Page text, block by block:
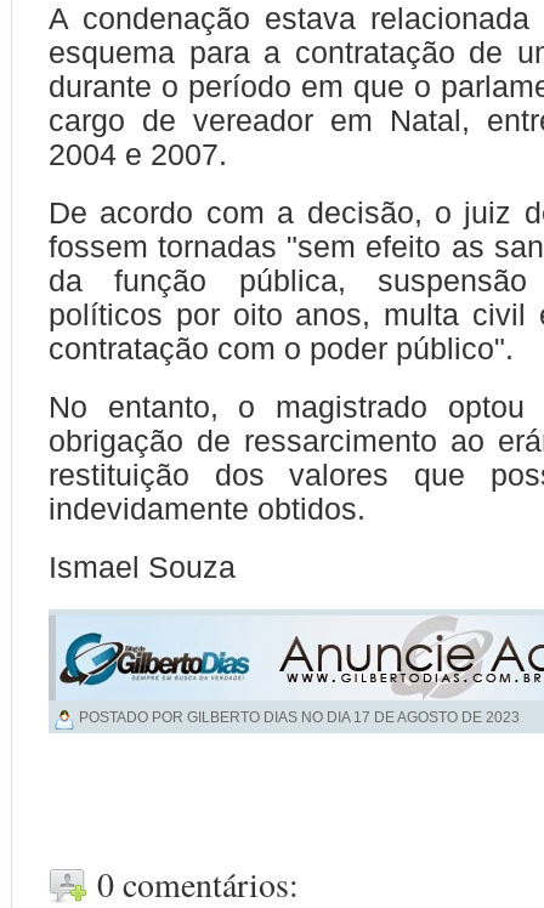
A condenação estava
esquema para a contratação de
durante o período em que o
cargo de vereador em Natal,
2004 e 2007.
De acordo com a decisão, o juiz
fossem tornadas "sem efeito as
da função pública,
políticos por oito anos, multa civil
contratação com o poder público".
No entanto, o magistrado
obrigação de ressarcimento ao
restituição dos valores que
indevidamente obtidos.
Ismael Souza
POSTADO POR GILBERTO DIAS NO DIA 17 DE AGOSTO DE 2023
0 comentários: